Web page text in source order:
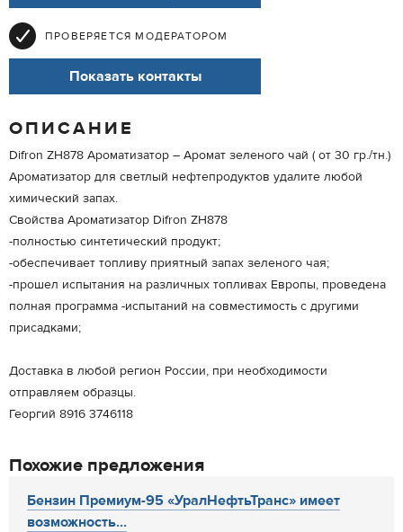
ПРОВЕРЯЕТСЯ МОДЕРАТОРОМ
Показать контакты
ОПИСАНИЕ
Difron ZH878 Ароматизатор – Аромат зеленого чай ( от 30 гр./тн.)
Ароматизатор для светлый нефтепродуктов удалите любой
химический запах.
Свойства Ароматизатор Difron ZH878
-полностью синтетический продукт;
-обеспечивает топливу приятный запах зеленого чая;
-прошел испытания на различных топливах Европы, проведена
полная программа -испытаний на совместимость с другими
присадками;
Доставка в любой регион России, при необходимости
отправляем образцы.
Георгий 8916 3746118
Похожие предложения
Бензин Премиум-95 «УралНефтьТранс» имеет
возможность...